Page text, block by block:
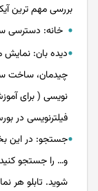
بررسی مهم ترین
خانه: دسترسی
دیده بان:
چیدمان، ساخت
نویسی ( برای
فیلترنویسی در
جستجو: در این
و… را جستجو کنید
شوید. تابلو هر